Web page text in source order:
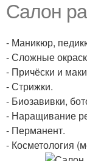
Салон
- Маникюр,
- Сложные
- Причёски и
- Стрижки.
- Биозавивки,
- Наращивание
- Перманент.
- Косметология